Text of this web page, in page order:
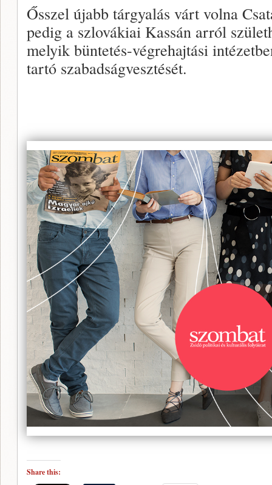
Ősszel újabb tárgyalás várt volna
pedig a szlovákiai Kassán arról
melyik büntetés-végrehajtási
tartó szabadságvesztését.
Share this: